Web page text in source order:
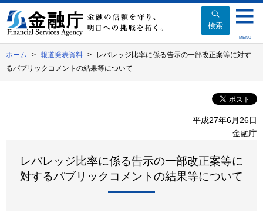
文
へ
動
検索
MENU
ホーム 報道発表資料
レバレッジ比率に係る告示の一部改正案等に対す
るパブリックコメントの結果等について
平成27年6月26日
金融庁
レバレッジ比率に係る告示の一部改正案等に
対するパブリックコメントの結果等について